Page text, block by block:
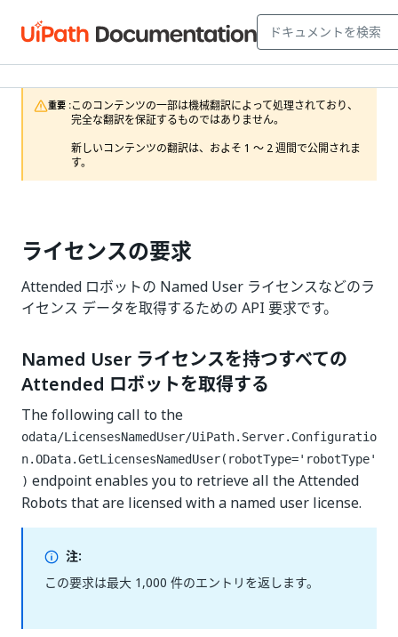
重要 :このコンテンツの一部は機械翻訳によって処理されており、
完全な翻訳を保証するものではありません。
新しいコンテンツの翻訳は、およそ 1 ～ 2 週間で公開されま
す。
ライセンスの要求
Attended ロボットの Named User ライセンスなどのラ
イセンス データを取得するための API 要求です。
Named User ライセンスを持つすべての
Attended ロボットを取得する
The following call to the
odata/LicensesNamedUser/UiPath.Server.Configuratio
n.OData.GetLicensesNamedUser(robotType='robotType'
) endpoint enables you to retrieve all the Attended
Robots that are licensed with a named user license.
注:
この要求は最大 1,000 件のエントリを返します。